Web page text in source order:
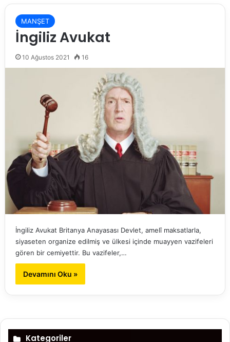
MANŞET
İngiliz Avukat
10 Ağustos 2021 16
İngiliz Avukat Britanya Anayasası Devlet, amelî maksatlarla,
siyaseten organize edilmiş ve ülkesi içinde muayyen vazifeleri
gören bir cemiyettir. Bu vazifeler,…
Devamını Oku »
Kategoriler